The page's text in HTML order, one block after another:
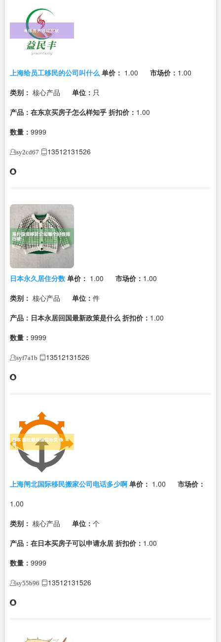
上海给员工移民的公司叫什么 单价： 1.00 市场价： 1.00
类别： 核心产品 单位： 只
产品：在东京买房子怎么样知乎 折扣价： 1.00
数量： 9999
sy2cd67 13512131526
日本永久居住分数 单价： 1.00 市场价： 1.00
类别： 核心产品 单位： 件
产品：日本永居回国最新政策是什么 折扣价： 1.00
数量： 9999
syf7a1b 13512131526
上海闸北国际移民搬家公司电话多少啊 单价： 1.00
市场价：
1.00
类别： 核心产品 单位： 个
产品：在日本买房子可以申请永居 折扣价： 1.00
数量： 9999
sy55b96 13512131526